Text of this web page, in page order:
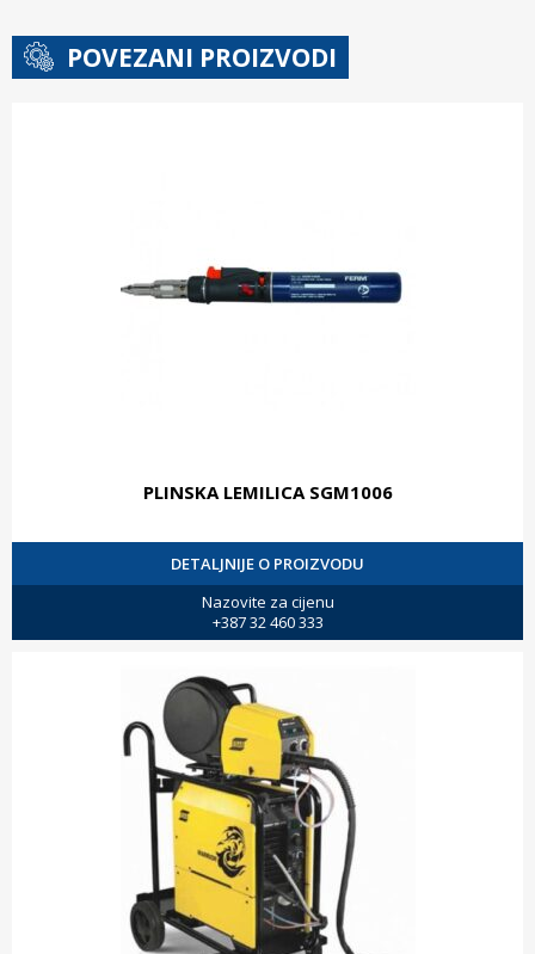
POVEZANI PROIZVODI
PLINSKA LEMILICA SGM1006
DETALJNIJE O PROIZVODU
Nazovite za cijenu
+387 32 460 333